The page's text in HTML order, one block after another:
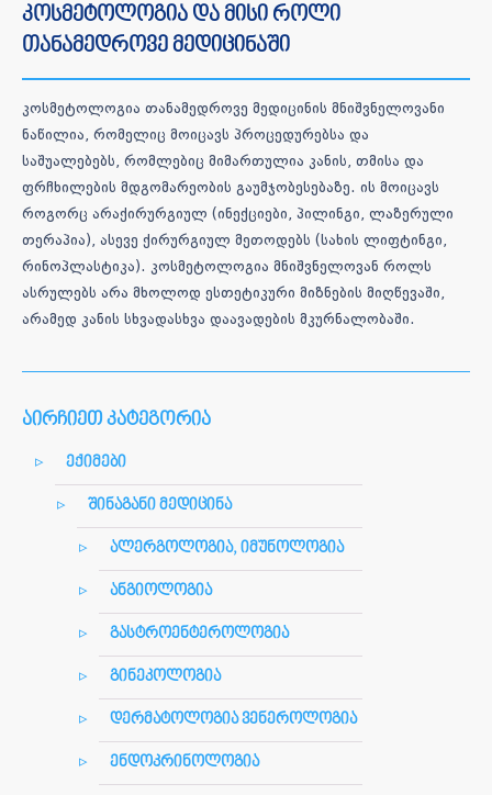
აირჩიეთ კატეგორია
ექიმები
შინაგანი მედიცინა
ალერგოლოგია, იმუნოლოგია
ანგიოლოგია
გასტროენტეროლოგია
გინეკოლოგია
დერმატოლოგია ვენეროლოგია
ენდოკრინოლოგია
კოსმეტოლოგია და მისი როლი
თანამედროვე მედიცინაში
კოსმეტოლოგია თანამედროვე მედიცინის მნიშვნელოვანი
ნაწილია, რომელიც მოიცავს პროცედურებსა და
საშუალებებს, რომლებიც მიმართულია კანის, თმისა და
ფრჩხილების მდგომარეობის გაუმჯობესებაზე. ის მოიცავს
როგორც არაქირურგიულ (ინექციები, პილინგი, ლაზერული
თერაპია), ასევე ქირურგიულ მეთოდებს (სახის ლიფტინგი,
რინოპლასტიკა). კოსმეტოლოგია მნიშვნელოვან როლს
ასრულებს არა მხოლოდ ესთეტიკური მიზნების მიღწევაში,
არამედ კანის სხვადასხვა დაავადების მკურნალობაში.